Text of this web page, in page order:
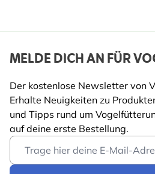
vertikaler Akzent mit
Möhre und Margerite.
Heimischer Status:
Heimisch in Deutschland –
Vögel.
Pflegehinweise:
Länge 115
Gewicht
Profitierende
Gartentiere
Farbe Lila
Mehr lesen
MELDE DICH AN FÜR
Der kostenlose Newsletter von
Erhalte Neuigkeiten zu
und Tipps rund um
auf deine erste Bestellung.
Email Address